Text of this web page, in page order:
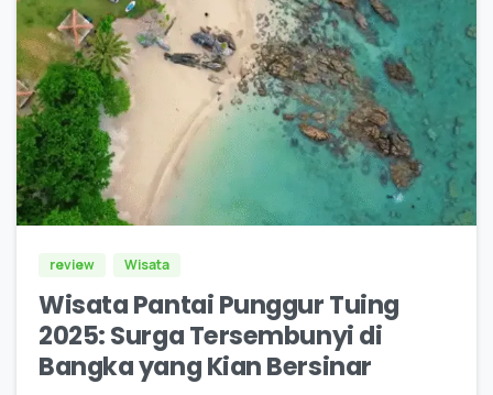
0
review Wisata
Wisata Pantai Punggur Tuing
2025: Surga Tersembunyi di
Bangka yang Kian Bersinar